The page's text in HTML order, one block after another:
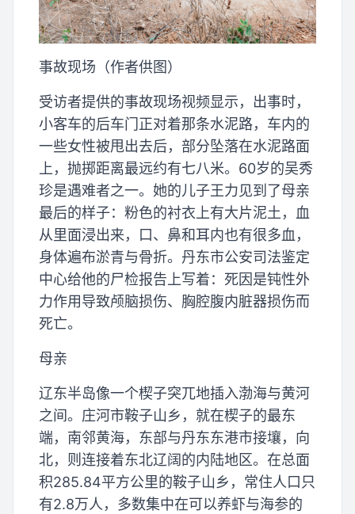
事故现场（作者供图）
受访者提供的事故现场视频显示，出事时，
小客车的后车门正对着那条水泥路，车内的
一些女性被甩出去后，部分坠落在水泥路面
上，抛掷距离最远约有七八米。60岁的吴秀
珍是遇难者之一。她的儿子王力见到了母亲
最后的样子：粉色的衬衣上有大片泥土，血
从里面浸出来，口、鼻和耳内也有很多血，
身体遍布淤青与骨折。丹东市公安司法鉴定
中心给他的尸检报告上写着：死因是钝性外
力作用导致颅脑损伤、胸腔腹内脏器损伤而
死亡。
母亲
辽东半岛像一个楔子突兀地插入渤海与黄河
之间。庄河市鞍子山乡，就在楔子的最东
端，南邻黄海，东部与丹东东港市接壤，向
北，则连接着东北辽阔的内陆地区。在总面
积285.84平方公里的鞍子山乡，常住人口只
有2.8万人，多数集中在可以养虾与海参的